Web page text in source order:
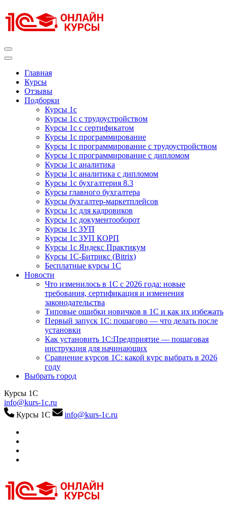
к
содержимому
Главная
Курсы
Отзывы
Подборки
Курсы 1с
Курсы 1с с трудоустройством
Курсы 1с с сертификатом
Курсы 1с программирование
Курсы 1с программирование с трудоустройством
Курсы 1с программирование с дипломом
Курсы 1с аналитика
Курсы 1с аналитика с дипломом
Курсы 1с бухгалтерия 8.3
Курсы главного бухгалтера
Курсы бухгалтер-маркетплейсов
Курсы 1с для кадровиков
Курсы 1с документооборот
Курсы 1с ЗУП
Курсы 1с ЗУП КОРП
Курсы 1с Яндекс Практикум
Курсы 1С-Битрикс (Bitrix)
Бесплатные курсы 1С
Новости
Что изменилось в 1С с 2026 года: новые
требования, сертификация и изменения
законодательства
Типовые ошибки новичков в 1С и как их избежать
Первый запуск 1С: пошагово — что делать после
установки
Как установить 1С:Предприятие — пошаговая
инструкция для начинающих
Сравнение курсов 1С: какой курс выбрать в 2026
году
Выбрать город
Курсы 1С
info@kurs-1c.ru
Курсы 1С
info@kurs-1c.ru